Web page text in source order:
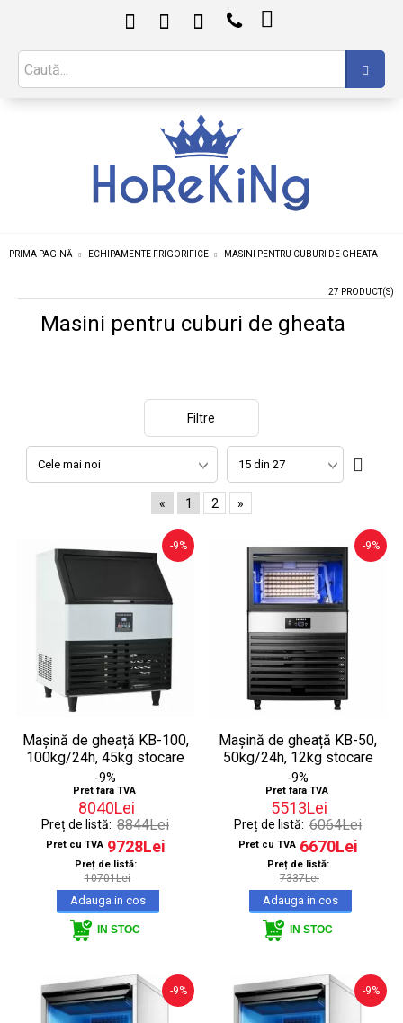

PRIMA PAGINĂ ECHIPAMENTE FRIGORIFICE MASINI PENTRU CUBURI DE GHEATA
27 PRODUCT(S)
Masini pentru cuburi de gheata
Filtre
« 1 2 »
-9%
Mașină de gheață KB-100,
100kg/24h, 45kg stocare
-9%
Pret fara TVA
8040Lei
Preț de listă: 8844Lei
Pret cu TVA 9728Lei
Preț de listă:
10701Lei
IN STOC
-9%
Mașină de gheață KB-50,
50kg/24h, 12kg stocare
-9%
Pret fara TVA
5513Lei
Preț de listă: 6064Lei
Pret cu TVA 6670Lei
Preț de listă:
7337Lei
IN STOC
-9% -9%